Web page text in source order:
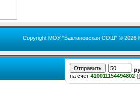
Copyright МОУ "Баклановская СОШ" © 2026
на счет 410011154494802 (